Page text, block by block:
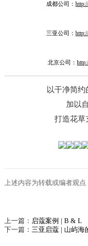
成都公司：
三亚公司：
北京公司：
以干净简
加以
打造花草
上述内容为转载或编者观
上一篇： 启蔻案例 | B & L
下一篇： 三亚启蔻 | 山屿海